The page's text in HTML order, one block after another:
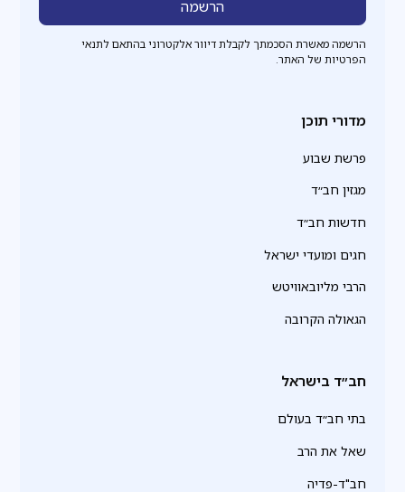
הרשמה מאשרת הסכמתך לקבלת דיוור אלקטרוני בהתאם לתנאי
הפרטיות של האתר.
מדורי תוכן
פרשת שבוע
מגזין חב״ד
חדשות חב״ד
חגים ומועדי ישראל
הרבי מליובאוויטש
הגאולה הקרובה
חב״ד בישראל
בתי חב״ד בעולם
שאל את הרב
חב"ד-פדיה